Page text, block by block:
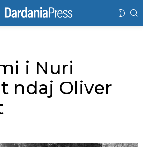
i Nuri
ndaj Oliver